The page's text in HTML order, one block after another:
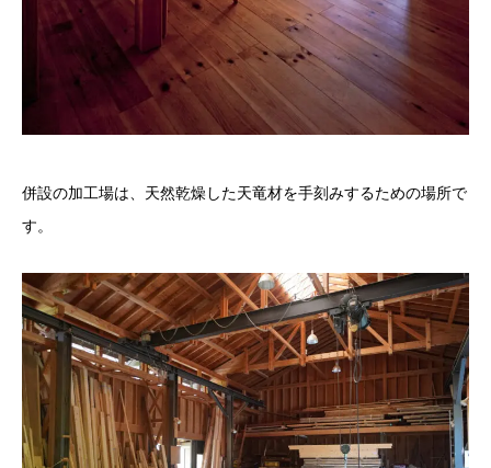
併設の加工場は、天然乾燥した天竜材を手刻みするための場所で
す。